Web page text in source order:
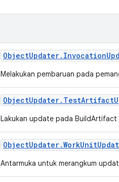
ObjectUpdater. Invocation
Melakukan pembaruan pada
ObjectUpdater. TestArtifact
Lakukan update pada BuildArtifact
ObjectUpdater.WorkUnit
Antarmuka untuk merangkum